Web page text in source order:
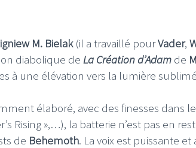
M. Bielak (il a travaillé pourVader,
diabolique de La Création d’Adam de
à une élévation vers la lumière
élaboré, avec des finesses dans
Rising »,…), la batterie n’est pas en
de Behemoth. La voix est puissante